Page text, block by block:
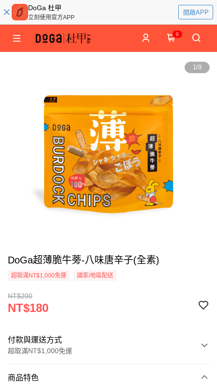
DoGa 杜甲
立刻使用官方APP
開啟APP
0
1/9
DoGa超薄脆牛蒡-八味唐辛子(全素)
超取滿NT$1,000免運 國家/地區配送
NT$200
NT$180
付款與運送方式
超取滿NT$1,000免運
信用卡一次付款
商品特色